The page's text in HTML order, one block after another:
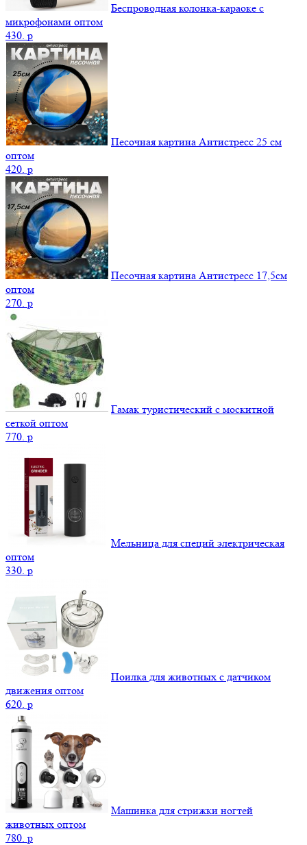
Беспроводная колонка-караоке с
микрофонами оптом
430. p
Песочная картина Антистресс 25 см
оптом
420. p
Песочная картина Антистресс 17,5см
оптом
270. p
Гамак туристический с москитной
сеткой оптом
770. p
Мельница для специй электрическая
оптом
330. p
Поилка для животных с датчиком
движения оптом
620. p
Машинка для стрижки ногтей
животных оптом
780. p